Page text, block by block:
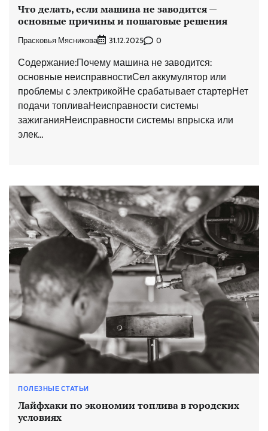
Что делать, если машина не заводится —
основные причины и пошаговые решения
Прасковья Мясникова 31.12.2025 0
Содержание:Почему машина не заводится:
основные неисправностиСел аккумулятор или
проблемы с электрикойНе срабатывает стартерНет
подачи топливаНеисправности системы
зажиганияНеисправности системы впрыска или
элек…
ПОЛЕЗНЫЕ СТАТЬИ
Лайфхаки по экономии топлива в городских
условиях